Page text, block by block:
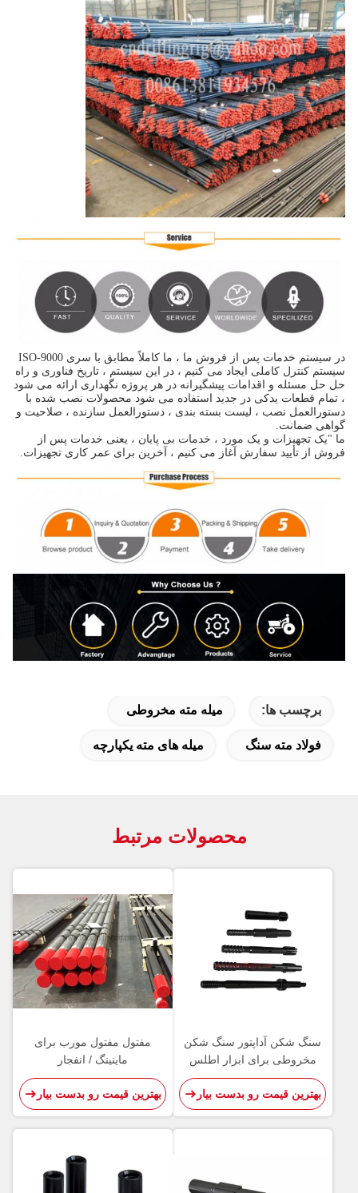
در سیستم خدمات پس از فروش ما ، ما کاملاً مطابق با سری ISO-9000
سیستم کنترل کاملی ایجاد می کنیم ، در این سیستم ، تاریخ فناوری و راه
حل حل مسئله و اقدامات پیشگیرانه در هر پروژه نگهداری ارائه می شود
، تمام قطعات یدکی در جدید استفاده می شود محصولات نصب شده با
دستورالعمل نصب ، لیست بسته بندی ، دستورالعمل سازنده ، صلاحیت و
گواهی ضمانت.
ما "یک تجهیزات و یک مورد ، خدمات بی پایان ، یعنی خدمات پس از
فروش از تأیید سفارش آغاز می کنیم ،آخرین برای عمر کاری تجهیزات.
برچسب ها: میله مته مخروطی
فولاد مته سنگ میله های مته یکپارچه
محصولات مرتبط
سنگ شکن آداپتور سنگ شکن
مخروطی برای ابزار اطلس
مونتبرت Sandvik حفاری
بهترین قیمت رو بدست بیار
مفتول مفتول مورب برای
ماینینگ / انفجار
بهترین قیمت رو بدست بیار